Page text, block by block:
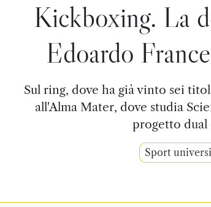
Kickboxing. La
Edoardo
Sul ring, dove ha già vinto sei
all'Alma Mater, dove studia
progetto dual
Sport